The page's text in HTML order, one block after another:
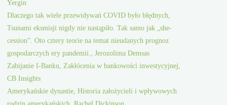
Yergin
Dlaczego tak wiele przewidywań COVID było błędnych,
Tsunami eksmisji nigdy nie nastąpiło. Tak samo jak „she-
cession”. Oto cztery teorie na temat nieudanych prognoz
gospodarczych ery pandemii., Jerozolima Demsas
Zabijanie I-Banku, Zakłócenia w bankowości inwestycyjnej,
CB Insights
Amerykańskie dynastie, Historia założycieli i wpływowych
rodzin amerykańskich, Rachel Dickinson